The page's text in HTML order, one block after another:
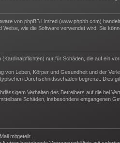
von phpBB Limited (www.phpbb.com)
wie die Software verwendet wird. Sie
nur für Schäden, die auf ein
Leben, Körper und Gesundheit und der
Durchschnittsschäden begrenzt. Dies
Verhalten des Betreibers auf die bei
Schäden, insbesondere entgangenen
mitgeteilt.